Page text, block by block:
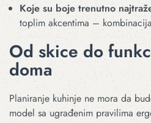
Koje su boje trenutno
toplim akcentima –
Od skice do
doma
Planiranje kuhinje ne mora da
model sa ugrađenim pravilima